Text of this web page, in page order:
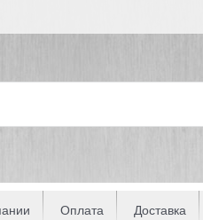
Оплата Доставка